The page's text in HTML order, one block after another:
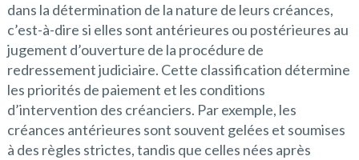
dans la détermination de la nature de leurs créances,
c’est-à-dire si elles sont antérieures ou postérieures au
jugement d’ouverture de la procédure de
redressement judiciaire. Cette classification détermine
les priorités de paiement et les conditions
d’intervention des créanciers. Par exemple, les
créances antérieures sont souvent gelées et soumises
à des règles strictes, tandis que celles nées après